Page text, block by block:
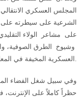
المجلس العسكري
الشرعية على سيطرته على
على مشاعر الولاء التقليدي
وشيوخ الطرق الصوفية،
حظراً كاملاً على